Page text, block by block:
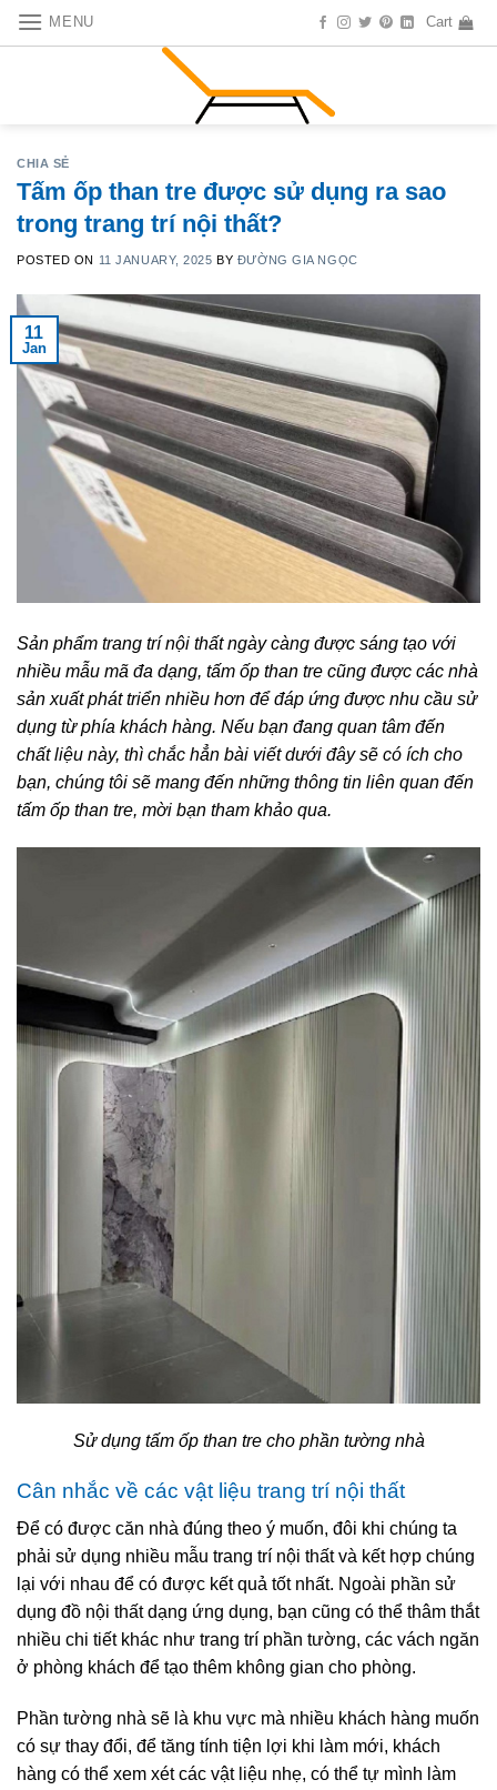
Skip
MENU Cart
CHIA SẺ
Tấm ốp than tre được sử dụng ra sao
trong trang trí nội thất?
POSTED ON 11 JANUARY, 2025 BY ĐƯỜNG GIA NGỌC
11
Jan
Sản phẩm trang trí nội thất ngày càng được sáng tạo với
nhiều mẫu mã đa dạng, tấm ốp than tre cũng được các nhà
sản xuất phát triển nhiều hơn để đáp ứng được nhu cầu sử
dụng từ phía khách hàng. Nếu bạn đang quan tâm đến
chất liệu này, thì chắc hẳn bài viết dưới đây sẽ có ích cho
bạn, chúng tôi sẽ mang đến những thông tin liên quan đến
tấm ốp than tre, mời bạn tham khảo qua.
Sử dụng tấm ốp than tre cho phần tường nhà
Cân nhắc về các vật liệu trang trí nội thất
Để có được căn nhà đúng theo ý muốn, đôi khi chúng ta
phải sử dụng nhiều mẫu trang trí nội thất và kết hợp chúng
lại với nhau để có được kết quả tốt nhất. Ngoài phần sử
dụng đồ nội thất dạng ứng dụng, bạn cũng có thể thâm thắt
nhiều chi tiết khác như trang trí phần tường, các vách ngăn
ở phòng khách để tạo thêm không gian cho phòng.
Phần tường nhà sẽ là khu vực mà nhiều khách hàng muốn
có sự thay đổi, để tăng tính tiện lợi khi làm mới, khách
hàng có thể xem xét các vật liệu nhẹ, có thể tự mình làm